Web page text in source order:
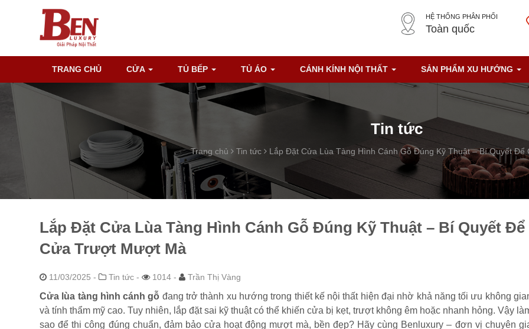
HỆ THỐNG PHÂN PHỐI
Toàn quốc
TRANG CHỦ CỬA TỦ BẾP TỦ ÁO CÁNH KÍNH NỘI THẤT SẢN PHẨM XU HƯỚNG
Tin tức
Trang chủ Tin tức Lắp Đặt Cửa Lùa Tàng Hình Cánh Gỗ Đúng Kỹ Thuật – Bí Quyết
Lắp Đặt Cửa Lùa Tàng Hình Cánh Gỗ Đúng Kỹ Thuật – Bí Quyết Để
Cửa Trượt Mượt Mà
11/03/2025 - Tin tức - 1014 - Trần Thị Vàng
Cửa lùa tàng hình cánh gỗ đang trở thành xu hướng trong thiết kế nội thất hiện đại nhờ khả năng tối ưu không
và tính thẩm mỹ cao. Tuy nhiên, lắp đặt sai kỹ thuật có thể khiến cửa bị kẹt, trượt không êm hoặc nhanh hỏng. Vậy
sao để thi công đúng chuẩn, đảm bảo cửa hoạt động mượt mà, bền đẹp? Hãy cùng Benluxury – đơn vị chuyên